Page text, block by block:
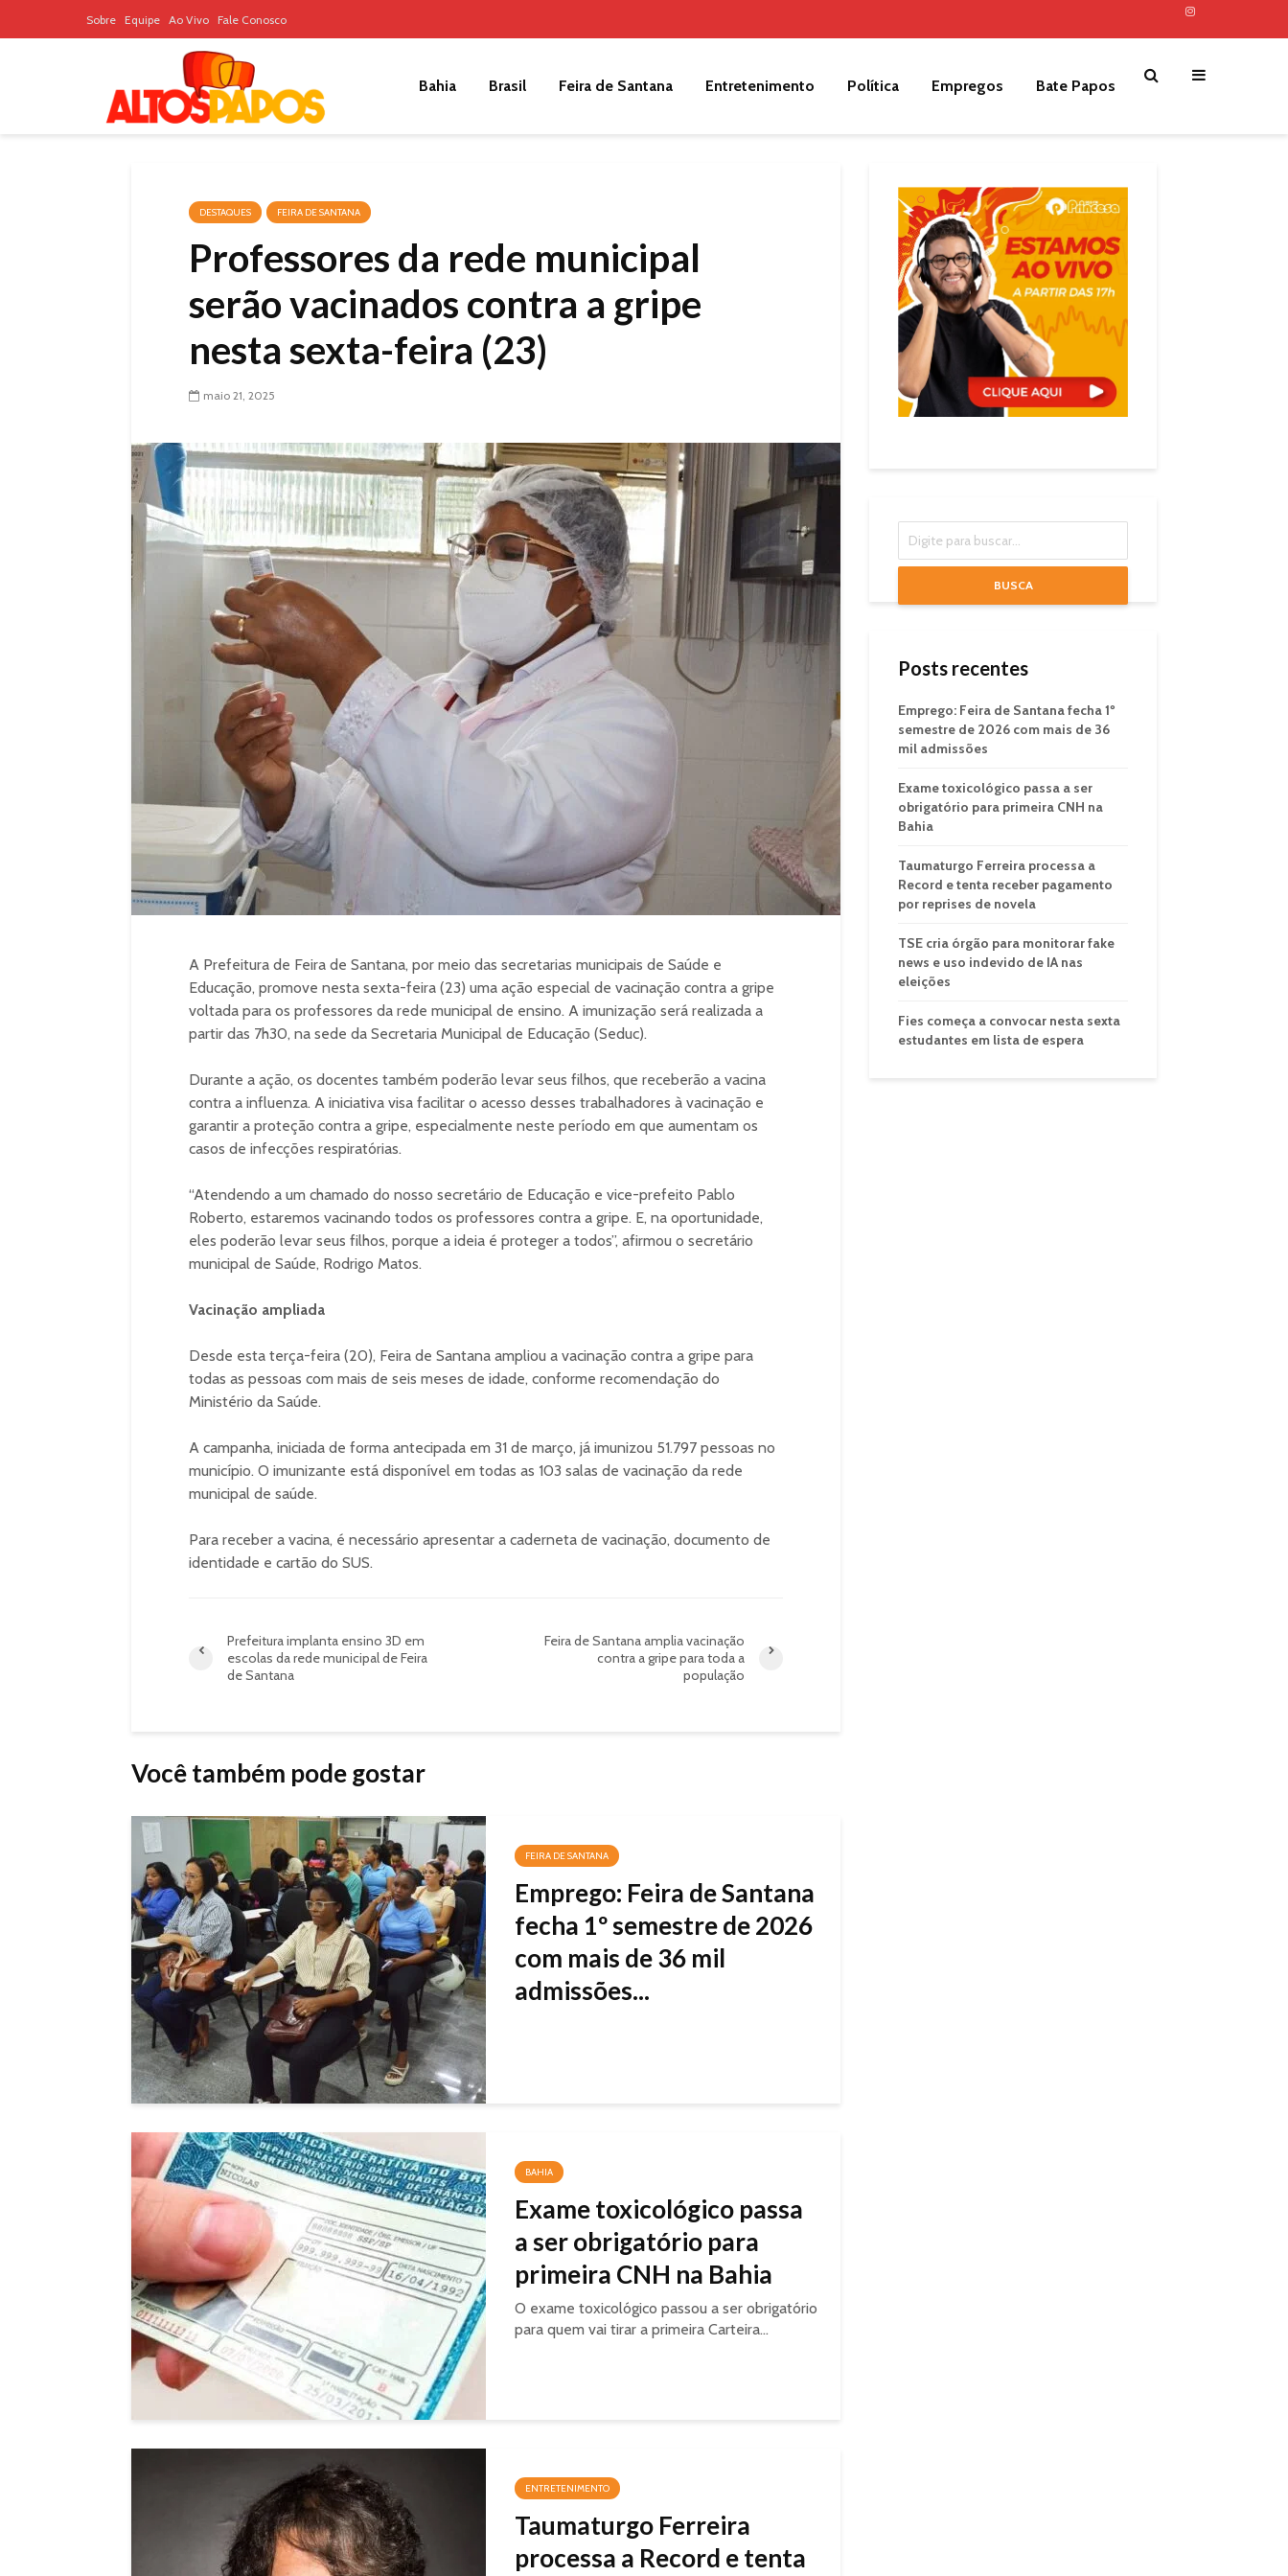
Sobre Equipe Ao Vivo Fale Conosco
Bahia Brasil Feira de Santana Entretenimento Política Empregos Bate Papos
DESTAQUES FEIRA DE SANTANA
Professores da rede municipal
serão vacinados contra a gripe
nesta sexta-feira (23)
maio 21, 2025
A Prefeitura de Feira de Santana, por meio das secretarias municipais de Saúde e
Educação, promove nesta sexta-feira (23) uma ação especial de vacinação contra a gripe
voltada para os professores da rede municipal de ensino. A imunização será realizada a
partir das 7h30, na sede da Secretaria Municipal de Educação (Seduc).
Durante a ação, os docentes também poderão levar seus filhos, que receberão a vacina
contra a influenza. A iniciativa visa facilitar o acesso desses trabalhadores à vacinação e
garantir a proteção contra a gripe, especialmente neste período em que aumentam os
casos de infecções respiratórias.
“Atendendo a um chamado do nosso secretário de Educação e vice-prefeito Pablo
Roberto, estaremos vacinando todos os professores contra a gripe. E, na oportunidade,
eles poderão levar seus filhos, porque a ideia é proteger a todos”, afirmou o secretário
municipal de Saúde, Rodrigo Matos.
Vacinação ampliada
Desde esta terça-feira (20), Feira de Santana ampliou a vacinação contra a gripe para
todas as pessoas com mais de seis meses de idade, conforme recomendação do
Ministério da Saúde.
A campanha, iniciada de forma antecipada em 31 de março, já imunizou 51.797 pessoas no
município. O imunizante está disponível em todas as 103 salas de vacinação da rede
municipal de saúde.
Para receber a vacina, é necessário apresentar a caderneta de vacinação, documento de
identidade e cartão do SUS.
Prefeitura implanta ensino 3D em
escolas da rede municipal de Feira
de Santana
Feira de Santana amplia vacinação
contra a gripe para toda a
população
Você também pode gostar
FEIRA DE SANTANA
Emprego: Feira de Santana
fecha 1º semestre de 2026
com mais de 36 mil
admissões...
BAHIA
Exame toxicológico passa
a ser obrigatório para
primeira CNH na Bahia
O exame toxicológico passou a ser obrigatório
para quem vai tirar a primeira Carteira...
ENTRETENIMENTO
Taumaturgo Ferreira
processa a Record e tenta
BUSCA
Posts recentes
Emprego: Feira de Santana fecha 1º
semestre de 2026 com mais de 36
mil admissões
Exame toxicológico passa a ser
obrigatório para primeira CNH na
Bahia
Taumaturgo Ferreira processa a
Record e tenta receber pagamento
por reprises de novela
TSE cria órgão para monitorar fake
news e uso indevido de IA nas
eleições
Fies começa a convocar nesta sexta
estudantes em lista de espera